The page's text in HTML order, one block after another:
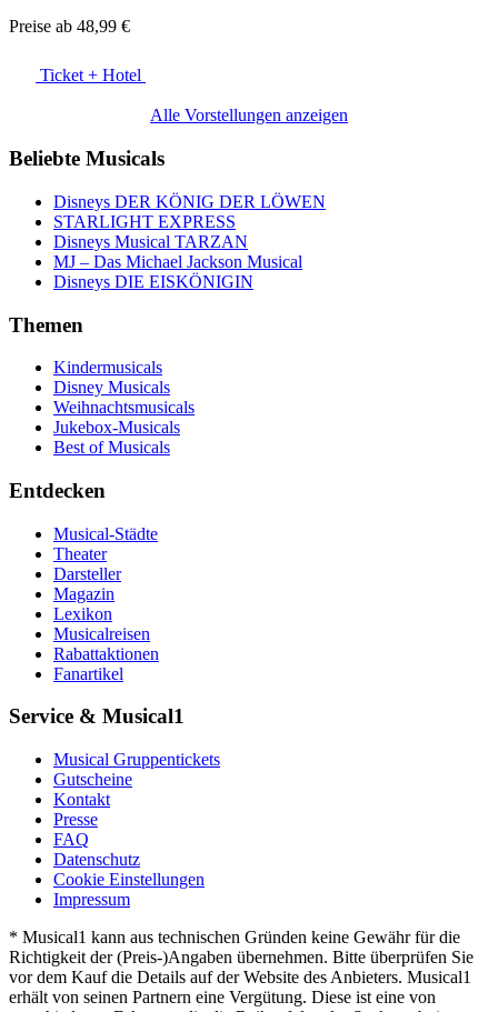
Preise ab 48,99 €
Ticket + Hotel
Alle Vorstellungen anzeigen
Beliebte Musicals
Disneys DER KÖNIG DER LÖWEN
STARLIGHT EXPRESS
Disneys Musical TARZAN
MJ – Das Michael Jackson Musical
Disneys DIE EISKÖNIGIN
Themen
Kindermusicals
Disney Musicals
Weihnachtsmusicals
Jukebox-Musicals
Best of Musicals
Entdecken
Musical-Städte
Theater
Darsteller
Magazin
Lexikon
Musicalreisen
Rabattaktionen
Fanartikel
Service & Musical1
Musical Gruppentickets
Gutscheine
Kontakt
Presse
FAQ
Datenschutz
Cookie Einstellungen
Impressum
* Musical1 kann aus technischen Gründen keine Gewähr für die
Richtigkeit der (Preis-)Angaben übernehmen. Bitte überprüfen Sie
vor dem Kauf die Details auf der Website des Anbieters. Musical1
erhält von seinen Partnern eine Vergütung. Diese ist eine von